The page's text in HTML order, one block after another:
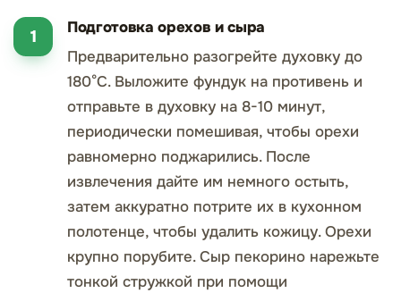
Подготовка орехов и сыра
Предварительно разогрейте духовку до
180°C. Выложите фундук на противень и
отправьте в духовку на 8-10 минут,
периодически помешивая, чтобы орехи
равномерно поджарились. После
извлечения дайте им немного остыть,
затем аккуратно потрите их в кухонном
полотенце, чтобы удалить кожицу. Орехи
крупно порубите. Сыр пекорино нарежьте
тонкой стружкой при помощи